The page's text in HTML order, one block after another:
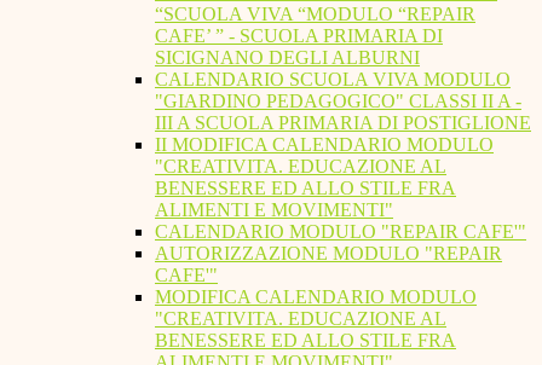
“SCUOLA VIVA “MODULO “REPAIR
CAFE’ ” - SCUOLA PRIMARIA DI
SICIGNANO DEGLI ALBURNI
CALENDARIO SCUOLA VIVA MODULO
"GIARDINO PEDAGOGICO" CLASSI II A -
III A SCUOLA PRIMARIA DI POSTIGLIONE
II MODIFICA CALENDARIO MODULO
"CREATIVITA. EDUCAZIONE AL
BENESSERE ED ALLO STILE FRA
ALIMENTI E MOVIMENTI"
CALENDARIO MODULO "REPAIR CAFE'"
AUTORIZZAZIONE MODULO "REPAIR
CAFE'"
MODIFICA CALENDARIO MODULO
"CREATIVITA. EDUCAZIONE AL
BENESSERE ED ALLO STILE FRA